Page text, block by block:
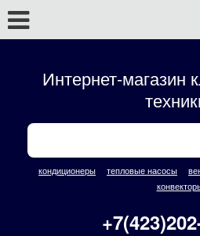
Интернет-магазин
кондиционеры тепловые насосы